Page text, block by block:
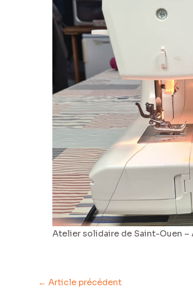
Atelier solidaire de Saint-Ouen
← Article précédent